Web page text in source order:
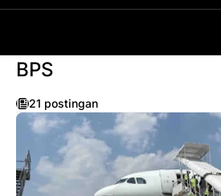
BPS
21 postingan